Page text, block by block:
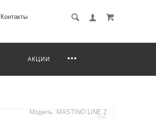
Контакты
АКЦИИ
Модель: MASTINO LINE 2